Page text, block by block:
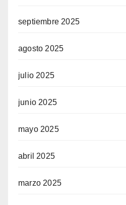
septiembre 2025
agosto 2025
julio 2025
junio 2025
mayo 2025
abril 2025
marzo 2025